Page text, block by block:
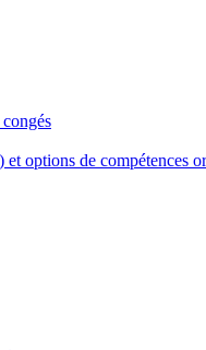
options de compétences